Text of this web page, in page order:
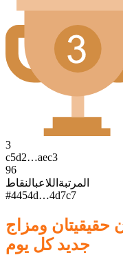
3
c5d2…aec3
96
المرتبة اللاعبالنقاط
#4454d…4d7c7
ومزاج
جديد كل يوم